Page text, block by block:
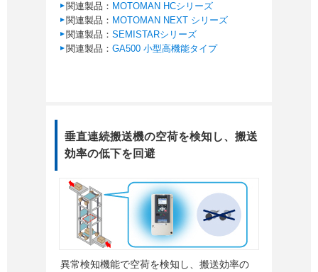
関連製品： MOTOMAN HCシリーズ
関連製品： MOTOMAN NEXT シリーズ
関連製品： SEMISTARシリーズ
関連製品： GA500 小型高機能タイプ
垂直連続搬送機の空荷を検知し、搬送
効率の低下を回避
異常検知機能で空荷を検知し、搬送効率の